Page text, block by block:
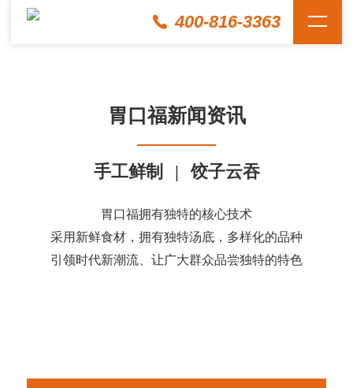
400-816-3363
胃口福新闻资讯
手工鲜制 | 饺子云吞
胃口福拥有独特的核心技术
采用新鲜食材，拥有独特汤底，多样化的品种
引领时代新潮流、让广大群众品尝独特的特色